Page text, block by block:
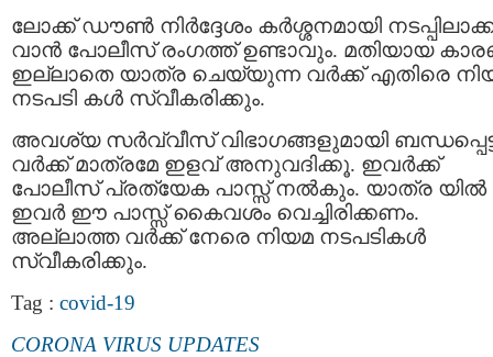
ലോക്ക് ഡൗണ്‍ നിര്‍ദ്ദേശം കര്‍ശ്ശനമായി
വാന്‍ പോലീസ് രംഗത്ത് ഉണ്ടാവും. മതിയായ
ഇല്ലാതെ യാത്ര ചെയ്യുന്ന വര്‍ക്ക് എതിരെ
നടപടി കള്‍ സ്വീകരിക്കും.
അവശ്യ സര്‍വ്വീസ് വിഭാഗങ്ങളുമായി
വര്‍ക്ക് മാത്രമേ ഇളവ് അനുവദിക്കൂ. ഇവര്‍ക്ക്
പോലീസ് പ്രത്യേക പാസ്സ് നല്‍കും. യാത്ര യില്‍
ഇവര്‍ ഈ പാസ്സ് കൈവശം വെച്ചിരിക്കണം.
അല്ലാത്ത വര്‍ക്ക് നേരെ നിയമ നടപടികള്‍
സ്വീകരിക്കും.
Tag : covid-19
CORONA VIRUS UPDATES